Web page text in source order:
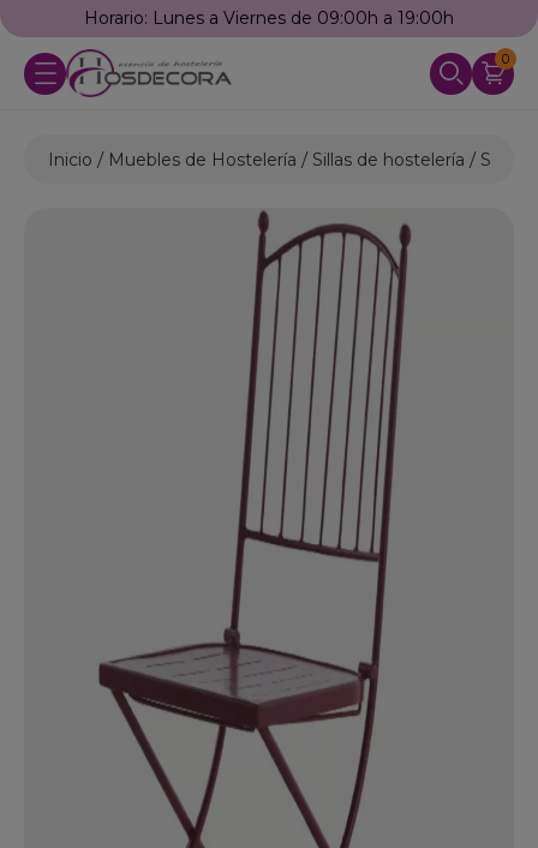
Horario: Lunes a Viernes de 09:00h a 19:00h
0
Inicio Muebles de Hostelería Sillas de hostelería Sillas